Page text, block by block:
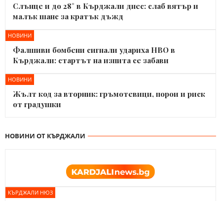
Слънце и до 28° в Кърджали днес: слаб вятър и
малък шанс за кратък дъжд
НОВИНИ
Фалшиви бомбени сигнали удариха НВО в
Кърджали: стартът на изпита се забави
НОВИНИ
Жълт код за вторник: гръмотевици, порои и риск
от градушки
НОВИНИ ОТ КЪРДЖАЛИ
КЪРДЖАЛИ НЮЗ